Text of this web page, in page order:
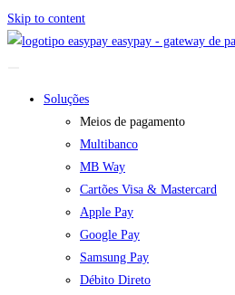
Skip to content
easypay - gateway de
Soluções
Meios de pagamento
Multibanco
MB Way
Cartões Visa & Mastercard
Apple Pay
Google Pay
Samsung Pay
Débito Direto